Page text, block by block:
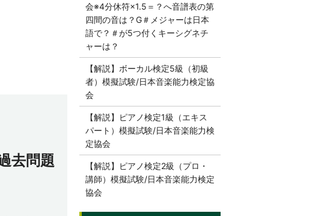
去問題
会※4分休符×1.5＝？へ音譜表の第
四間の音は？G＃メジャーは日本
語で？＃が5つ付くキーシグネチ
ャーは？
【解説】ボーカル検定5級（初級
者）模擬試験/日本音楽能力検定協
会
【解説】ピアノ検定1級（エキス
パート）模擬試験/日本音楽能力検
定協会
【解説】ピアノ検定2級（プロ・
講師）模擬試験/日本音楽能力検定
協会